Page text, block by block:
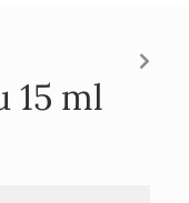
15 ml